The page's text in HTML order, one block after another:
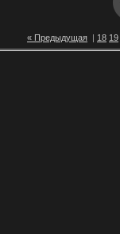
« Предыдущая | 18 19